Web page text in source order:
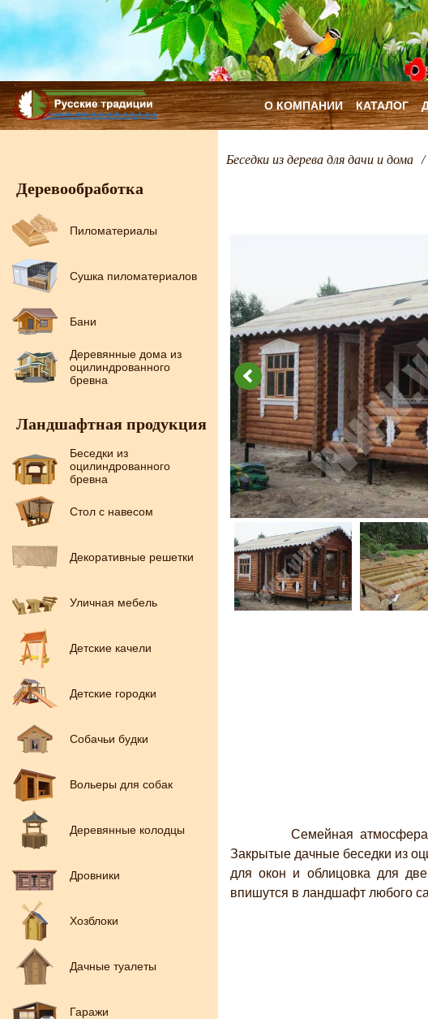
О КОМПАНИИ КАТАЛОГ
Деревообработка
Пиломатериалы
Сушка пиломатериалов
Бани
Деревянные дома из
оцилиндрованного
бревна
Ландшафтная продукция
Беседки из
оцилиндрованного
бревна
Стол с навесом
Декоративные решетки
Уличная мебель
Детские качели
Детские городки
Собачьи будки
Вольеры для собак
Деревянные колодцы
Дровники
Хозблоки
Дачные туалеты
Гаражи
Беседки из дерева для дачи и дома /
Семейная атмосфера и
Закрытые дачные беседки из
для окон и облицовка для
впишутся в ландшафт любого